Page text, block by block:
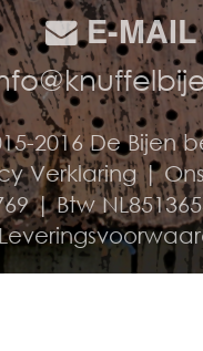
E-MAIL
2016 De Bijen
Verklaring|
| Btw